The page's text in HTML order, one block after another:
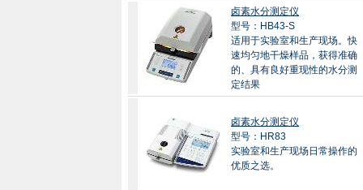
卤素水分测定仪
型号：HB43-S
适用于实验室和生产现场。快
速均匀地干燥样品，获得准确
的、具有良好重现性的水分测
定结果
卤素水分测定仪
型号：HR83
实验室和生产现场日常操作的
优质之选。